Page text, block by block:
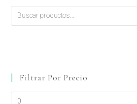
Filtrar Por Precio